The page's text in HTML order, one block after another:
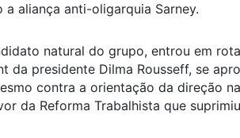
aliança anti-oligarquia Sarney.
natural do grupo, entrou em
da presidente Dilma Rousseff, se
contra a orientação da direção
da Reforma Trabalhista que